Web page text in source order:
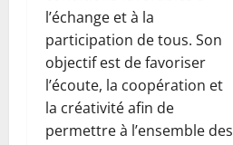
l’échange et à la
participation de tous. Son
objectif est de favoriser
l’écoute, la coopération et
la créativité afin de
permettre à l’ensemble des